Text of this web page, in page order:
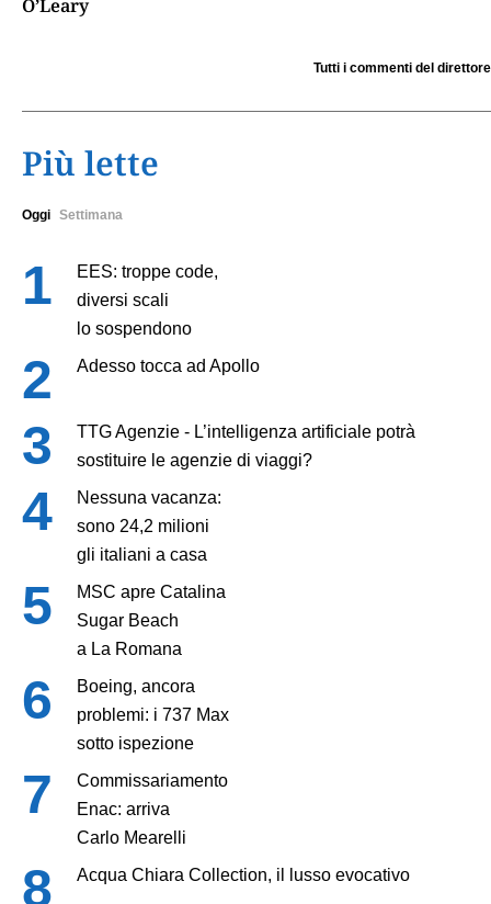
O’Leary
Tutti i commenti del direttore
Più lette
Oggi Settimana
EES: troppe code,
diversi scali
lo sospendono
Adesso tocca ad Apollo
TTG Agenzie - L’intelligenza artificiale potrà
sostituire le agenzie di viaggi?
Nessuna vacanza:
sono 24,2 milioni
gli italiani a casa
MSC apre Catalina
Sugar Beach
a La Romana
Boeing, ancora
problemi: i 737 Max
sotto ispezione
Commissariamento
Enac: arriva
Carlo Mearelli
Acqua Chiara Collection, il lusso evocativo